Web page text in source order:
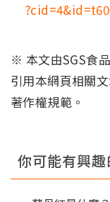
※ 本文由SGS食
引用本網頁相關
著作權規範。
你可能有興趣